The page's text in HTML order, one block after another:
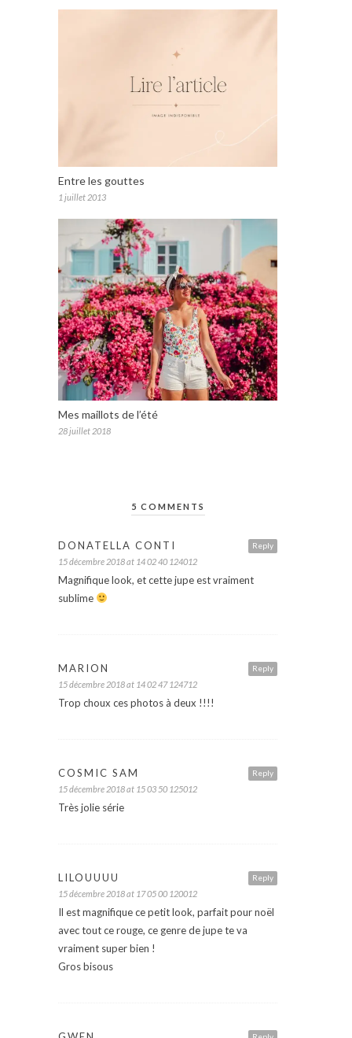
Entre les gouttes
1 juillet 2013
Mes maillots de l’été
28 juillet 2018
5 COMMENTS
Reply
DONATELLA CONTI
15 décembre 2018 at 14 02 40 124012
Magnifique look, et cette jupe est vraiment
sublime
Reply
MARION
15 décembre 2018 at 14 02 47 124712
Trop choux ces photos à deux !!!!
Reply
COSMIC SAM
15 décembre 2018 at 15 03 50 125012
Très jolie série
Reply
LILOUUUU
15 décembre 2018 at 17 05 00 120012
Il est magnifique ce petit look, parfait pour noël
avec tout ce rouge, ce genre de jupe te va
vraiment super bien !
Gros bisous